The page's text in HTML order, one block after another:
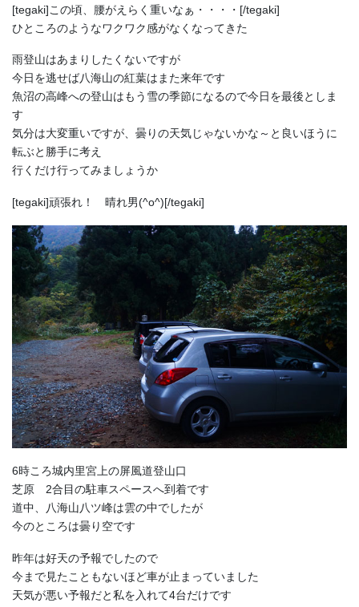
[tegaki]この頃、腰がえらく重いなぁ・・・・[/tegaki]
ひところのようなワクワク感がなくなってきた
雨登山はあまりしたくないですが
今日を逃せば八海山の紅葉はまた来年です
魚沼の高峰への登山はもう雪の季節になるので今日を最後としま
す
気分は大変重いですが、曇りの天気じゃないかな～と良いほうに
転ぶと勝手に考え
行くだけ行ってみましょうか
[tegaki]頑張れ！ 晴れ男(^o^)[/tegaki]
6時ころ城内里宮上の屏風道登山口
芝原 2合目の駐車スペースへ到着です
道中、八海山八ツ峰は雲の中でしたが
今のところは曇り空です
昨年は好天の予報でしたので
今まで見たこともないほど車が止まっていました
天気が悪い予報だと私を入れて4台だけです